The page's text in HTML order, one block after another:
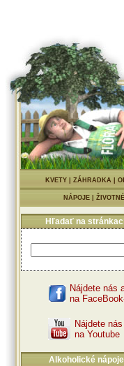
KVETY| ZÁHRADKA|
NÁPOJE
Hľadať na
Nájdete nás
na
Nájdete
na Youtube
Alkoholické nápoje